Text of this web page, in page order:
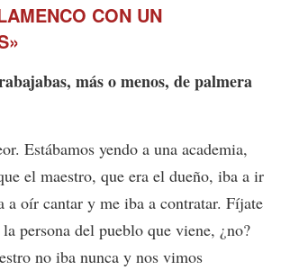
CON UN
más o menos, de palmera
Estábamos yendo a una academia,
el maestro, que era el dueño, iba a ir
a oír cantar y me iba a contratar. Fíjate
persona del pueblo que viene, ¿no?
no iba nunca y nos vimos